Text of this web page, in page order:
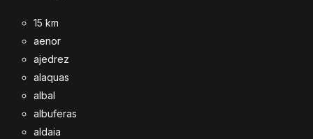
15 km
aenor
ajedrez
alaquas
albal
albuferas
aldaia